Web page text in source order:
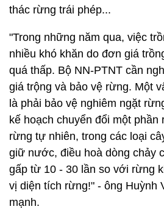
thác rừng trái phép...
"Trong những năm qua, việc
nhiều khó khăn do đơn giá
quá thấp. Bộ NN-PTNT cần
giá trộng và bảo vệ rừng. Một
là phải bảo vệ nghiêm ngặt
kế hoạch chuyển đổi một phần
rừng tự nhiên, trong các loại
giữ nước, điều hoà dòng chảy
gấp từ 10 - 30 lần so với rừng
vị diện tích rừng!" - ông Huỳnh
mạnh.